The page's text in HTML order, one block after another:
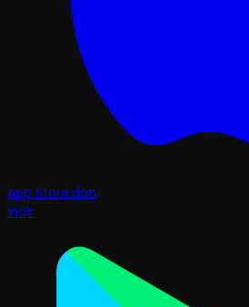
App Store'dan
İndir